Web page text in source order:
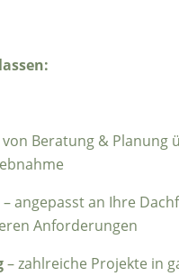
von Beratung & Planung
– angepasst an Ihre
Anforderungen
– zahlreiche Projekte in